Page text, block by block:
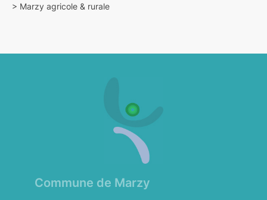
> Marzy agricole & rurale
Commune de Marzy